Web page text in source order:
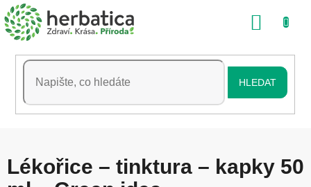
Přejít
na
obsah
HLEDAT
Lékořice – tinktura – kapky 50